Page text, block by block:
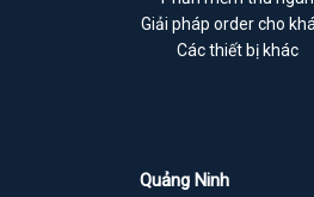
Giải pháp order cho
Các thiết bị khác
Quảng Ninh